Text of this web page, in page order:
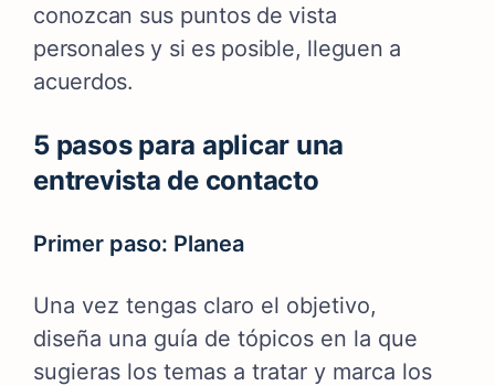
conozcan sus puntos de vista
personales y si es posible, lleguen a
acuerdos.
5 pasos para aplicar una
entrevista de contacto
Primer paso: Planea
Una vez tengas claro el objetivo,
diseña una guía de tópicos en la que
sugieras los temas a tratar y marca los